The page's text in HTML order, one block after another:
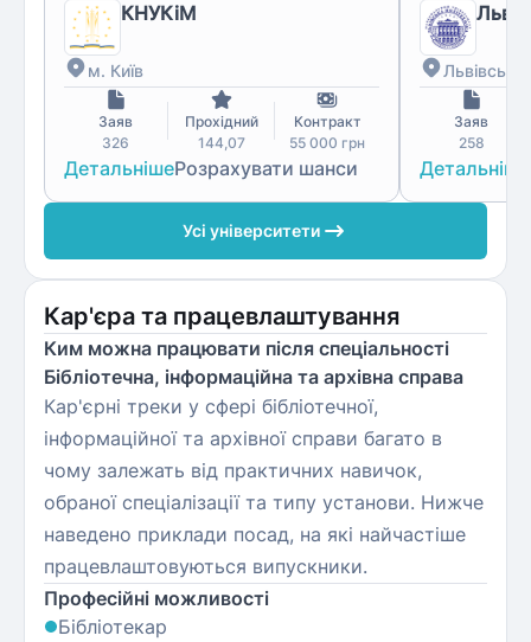
КНУКіМ
м. Київ
Заяв
326
Прохідний
144,07
Контракт
55 000 грн
ДетальнішеРозрахувати шанси
Львівська
Заяв
258
Детальніше
Усі університети
Кар'єра та працевлаштування
Ким можна працювати після спеціальності
Бібліотечна, інформаційна та архівна справа
Кар'єрні треки у сфері бібліотечної,
інформаційної та архівної справи багато в
чому залежать від практичних навичок,
обраної спеціалізації та типу установи. Нижче
наведено приклади посад, на які найчастіше
працевлаштовуються випускники.
Професійні можливості
Бібліотекар